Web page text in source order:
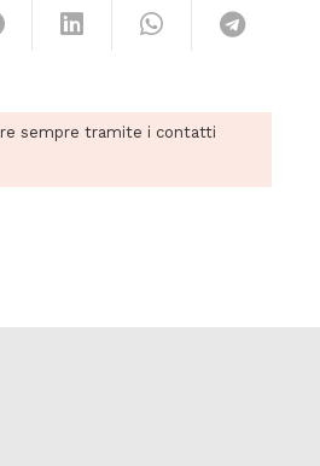
sempre tramite i contatti